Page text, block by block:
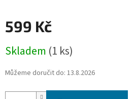
599 Kč
cena:
Skladem (1 ks)
Můžeme doručit do: 13.8.2026